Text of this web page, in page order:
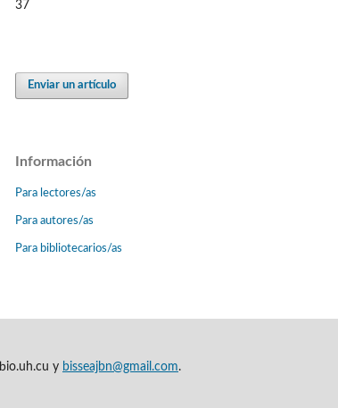
37
Enviar un artículo
Información
Para lectores/as
Para autores/as
Para bibliotecarios/as
y bisseajbn@gmail.com.